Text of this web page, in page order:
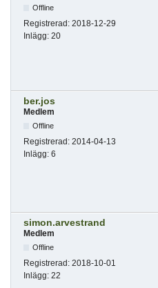
Offline
Registrerad: 2018-12-29
Inlägg: 20
ber.jos
Medlem
Offline
Registrerad: 2014-04-13
Inlägg: 6
simon.arvestrand
Medlem
Offline
Registrerad: 2018-10-01
Inlägg: 22